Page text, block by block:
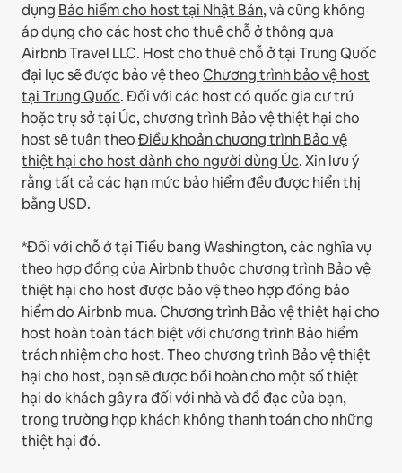
dụng Bảo hiểm cho host tại Nhật Bản, và cũng không
áp dụng cho các host cho thuê chỗ ở thông qua
Airbnb Travel LLC. Host cho thuê chỗ ở tại Trung Quốc
đại lục sẽ được bảo vệ theoChương trình bảo vệ host
tại Trung Quốc.Đối với các host có quốc gia cư trú
hoặc trụ sở tại Úc, chương trình Bảo vệ thiệt hại cho
host sẽ tuân theoĐiều khoản chương trình Bảo vệ
thiệt hại cho host dành cho người dùng Úc. Xin lưu ý
rằng tất cả các hạn mức bảo hiểm đều được hiển thị
bằng USD.
*Đối với chỗ ở tại Tiểu bang Washington, các nghĩa vụ
theo hợp đồng của Airbnb thuộc chương trình Bảo vệ
thiệt hại cho host được bảo vệ theo hợp đồng bảo
hiểm do Airbnb mua. Chương trình Bảo vệ thiệt hại cho
host hoàn toàn tách biệt với chương trình Bảo hiểm
trách nhiệm cho host. Theo chương trình Bảo vệ thiệt
hại cho host, bạn sẽ được bồi hoàn cho một số thiệt
hại do khách gây ra đối với nhà và đồ đạc của bạn,
trong trường hợp khách không thanh toán cho những
thiệt hại đó.